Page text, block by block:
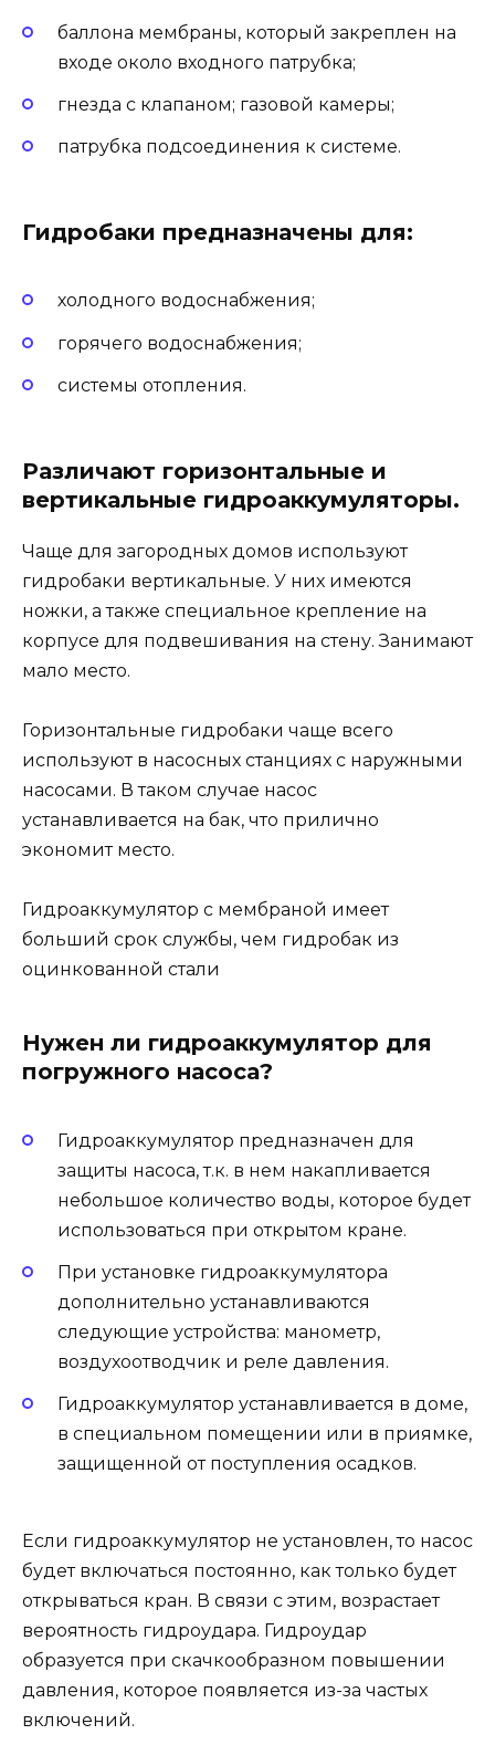
баллона мембраны, который закреплен на
входе около входного патрубка;
гнезда с клапаном; газовой камеры;
патрубка подсоединения к системе.
Гидробаки предназначены для:
холодного водоснабжения;
горячего водоснабжения;
системы отопления.
Различают горизонтальные и
вертикальные гидроаккумуляторы.
Чаще для загородных домов используют
гидробаки вертикальные. У них имеются
ножки, а также специальное крепление на
корпусе для подвешивания на стену. Занимают
мало место.
Горизонтальные гидробаки чаще всего
используют в насосных станциях с наружными
насосами. В таком случае насос
устанавливается на бак, что прилично
экономит место.
Гидроаккумулятор с мембраной имеет
больший срок службы, чем гидробак из
оцинкованной стали
Нужен ли гидроаккумулятор для
погружного насоса?
Гидроаккумулятор предназначен для
защиты насоса, т.к. в нем накапливается
небольшое количество воды, которое будет
использоваться при открытом кране.
При установке гидроаккумулятора
дополнительно устанавливаются
следующие устройства: манометр,
воздухоотводчик и реле давления.
Гидроаккумулятор устанавливается в доме,
в специальном помещении или в приямке,
защищенной от поступления осадков.
Если гидроаккумулятор не установлен, то насос
будет включаться постоянно, как только будет
открываться кран. В связи с этим, возрастает
вероятность гидроудара. Гидроудар
образуется при скачкообразном повышении
давления, которое появляется из-за частых
включений.